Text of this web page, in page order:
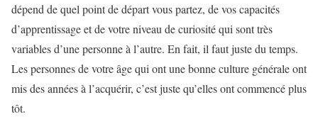
dépend de quel point de départ vous partez, de vos capacités
d’apprentissage et de votre niveau de curiosité qui sont très
variables d’une personne à l’autre. En fait, il faut juste du temps.
Les personnes de votre âge qui ont une bonne culture générale ont
mis des années à l’acquérir, c’est juste qu’elles ont commencé plus
tôt.